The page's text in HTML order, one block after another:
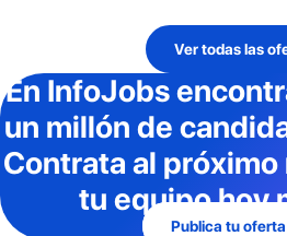
Ver todas las
En InfoJobs
un millón de
Contrata al
tu equipo hoy
Publica tu oferta